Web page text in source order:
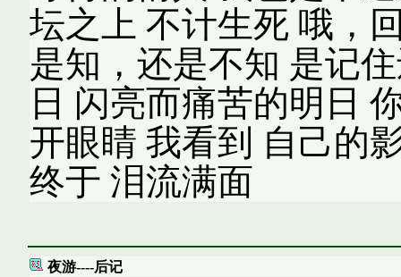
坛之上 不计生死 哦，
是知，还是不知 是记
日 闪亮而痛苦的明日
开眼睛 我看到 自己的
终于 泪流满面
夜游----后记